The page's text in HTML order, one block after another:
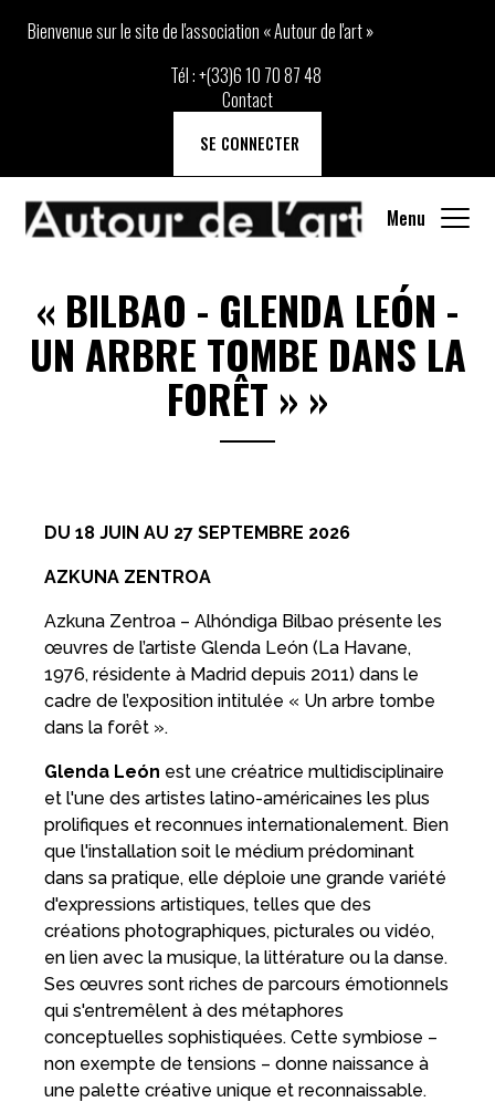
Bienvenue sur le site de l'association « Autour de l'art »
Tél :+(33)6 10 70 87 48
Contact
SE CONNECTER
Menu
« BILBAO - GLENDA LEÓN -
UN ARBRE TOMBE DANS LA
FORÊT » »
DU 18 JUIN AU 27 SEPTEMBRE 2026
AZKUNA ZENTROA
Azkuna Zentroa – Alhóndiga Bilbao présente les
œuvres de l’artiste Glenda León (La Havane,
1976, résidente à Madrid depuis 2011) dans le
cadre de l’exposition intitulée « Un arbre tombe
dans la forêt ».
Glenda León est une créatrice multidisciplinaire
et l'une des artistes latino-américaines les plus
prolifiques et reconnues internationalement. Bien
que l'installation soit le médium prédominant
dans sa pratique, elle déploie une grande variété
d'expressions artistiques, telles que des
créations photographiques, picturales ou vidéo,
en lien avec la musique, la littérature ou la danse.
Ses œuvres sont riches de parcours émotionnels
qui s'entremêlent à des métaphores
conceptuelles sophistiquées. Cette symbiose –
non exempte de tensions – donne naissance à
une palette créative unique et reconnaissable.